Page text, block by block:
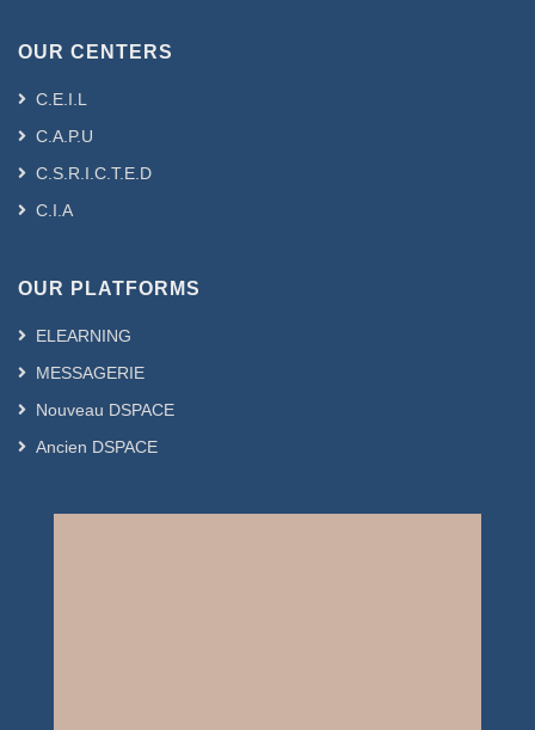
OUR CENTERS
C.E.I.L
C.A.P.U
C.S.R.I.C.T.E.D
C.I.A
OUR PLATFORMS
ELEARNING
MESSAGERIE
Nouveau DSPACE
Ancien DSPACE